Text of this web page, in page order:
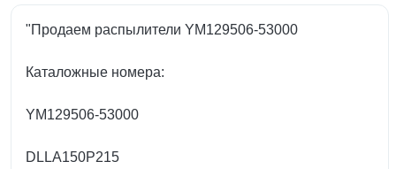
"Продаем распылители YM129506-53000
Каталожные номера:
YM129506-53000
DLLA150P215